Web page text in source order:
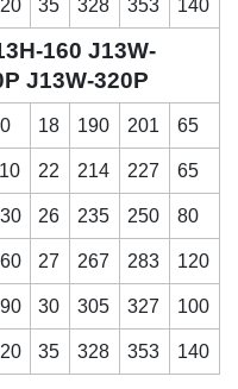
35 328 353 140
160 J13W-
J13W-320P
18 190 201 65
22 214 227 65
26 235 250 80
27 267 283 120
30 305 327 100
35 328 353 140